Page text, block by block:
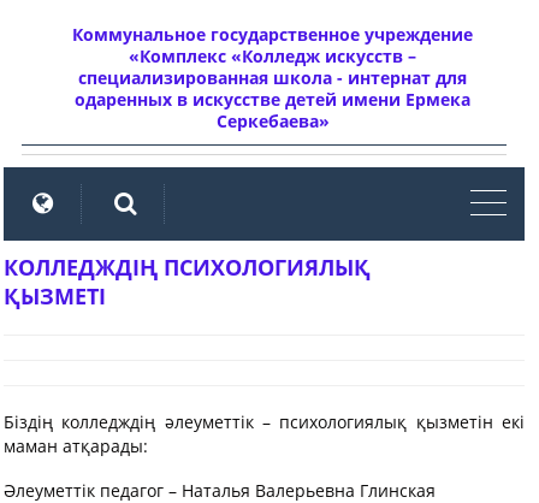
Коммунальное государственное учреждение
«Комплекс «Колледж искусств –
специализированная школа - интернат для
одаренных в искусстве детей имени Ермека
Серкебаева»
КОЛЛЕДЖДІҢ ПСИХОЛОГИЯЛЫҚ
ҚЫЗМЕТІ
Біздің колледждің әлеуметтік – психологиялық қызметін екі
маман атқарады:
Әлеуметтік педагог – Наталья Валерьевна Глинская